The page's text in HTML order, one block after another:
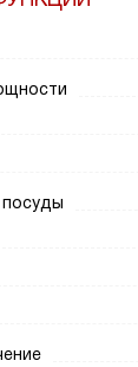
посуды